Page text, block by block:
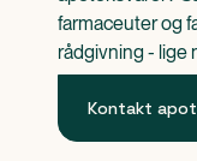
farmaceuter og
rådgivning - lige
Kontakt